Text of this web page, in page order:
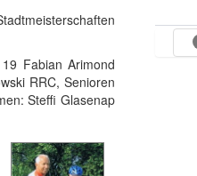
Fabian Arimond
RRC, Senioren
Steffi Glasenap